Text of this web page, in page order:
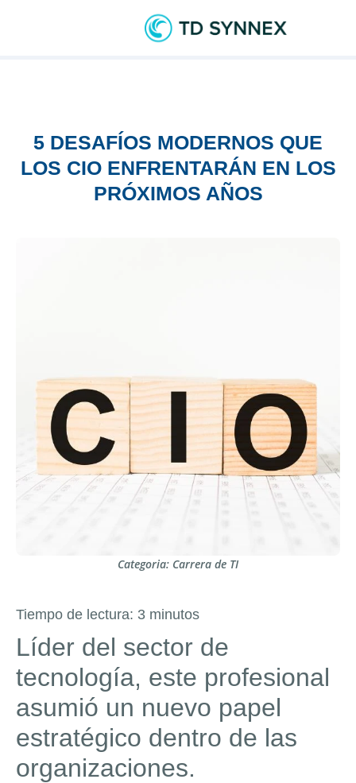
5 DESAFÍOS MODERNOS QUE
LOS CIO ENFRENTARÁN EN LOS
PRÓXIMOS AÑOS
Categoria: Carrera de TI
Tiempo de lectura: 3 minutos
Líder del sector de
tecnología, este profesional
asumió un nuevo papel
estratégico dentro de las
organizaciones.